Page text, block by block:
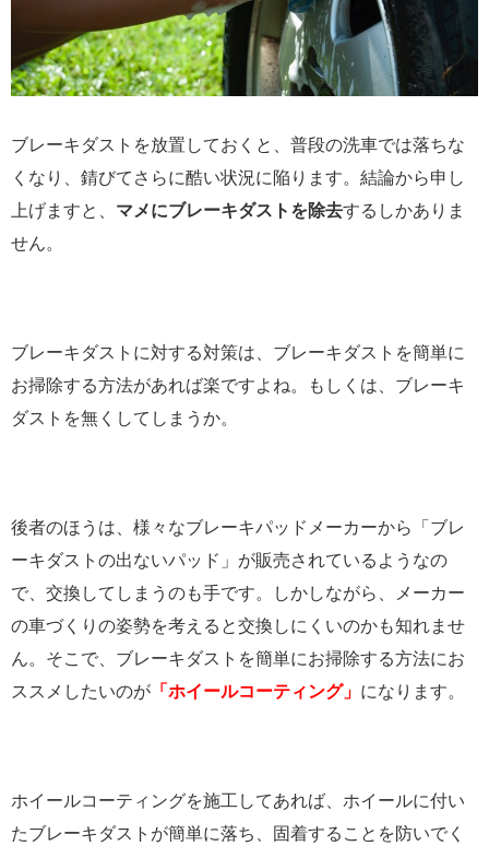
ブレーキダストを放置しておくと、普段の洗車では落ちな
くなり、錆びてさらに酷い状況に陥ります。結論から申し
上げますと、 マメにブレーキダストを除去するしかありま
せん。
ブレーキダストに対する対策は、ブレーキダストを簡単に
お掃除する方法があれば楽ですよね。もしくは、ブレーキ
ダストを無くしてしまうか。
後者のほうは、様々なブレーキパッドメーカーから「ブレ
ーキダストの出ないパッド」が販売されているようなの
で、交換してしまうのも手です。しかしながら、メーカー
の車づくりの姿勢を考えると交換しにくいのかも知れませ
ん。そこで、ブレーキダストを簡単にお掃除する方法にお
ススメしたいのが 「ホイールコーティング」 になります。
ホイールコーティングを施工してあれば、ホイールに付い
たブレーキダストが簡単に落ち、固着することを防いでく